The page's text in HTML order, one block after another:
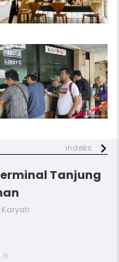
indeks
Tanjung